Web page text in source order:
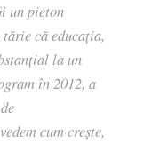
un pieton
că educația,
la un
în 2012, a
cum crește,